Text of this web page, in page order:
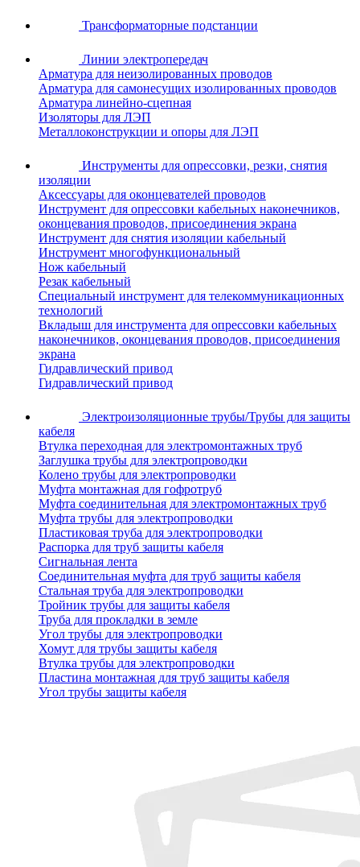
Трансформаторные подстанции
Линии электропередач
Арматура для неизолированных проводов
Арматура для самонесущих изолированных проводов
Арматура линейно-сцепная
Изоляторы для ЛЭП
Металлоконструкции и опоры для ЛЭП
Инструменты для опрессовки, резки, снятия
изоляции
Аксессуары для оконцевателей проводов
Инструмент для опрессовки кабельных наконечников,
оконцевания проводов, присоединения экрана
Инструмент для снятия изоляции кабельный
Инструмент многофункциональный
Нож кабельный
Резак кабельный
Специальный инструмент для телекоммуникационных
технологий
Вкладыш для инструмента для опрессовки кабельных
наконечников, оконцевания проводов, присоединения
экрана
Гидравлический привод
Гидравлический привод
Электроизоляционные трубы/Трубы для защиты
кабеля
Втулка переходная для электромонтажных труб
Заглушка трубы для электропроводки
Колено трубы для электропроводки
Муфта монтажная для гофротруб
Муфта соединительная для электромонтажных труб
Муфта трубы для электропроводки
Пластиковая труба для электропроводки
Распорка для труб защиты кабеля
Сигнальная лента
Соединительная муфта для труб защиты кабеля
Стальная труба для электропроводки
Тройник трубы для защиты кабеля
Труба для прокладки в земле
Угол трубы для электропроводки
Хомут для трубы защиты кабеля
Втулка трубы для электропроводки
Пластина монтажная для труб защиты кабеля
Угол трубы защиты кабеля